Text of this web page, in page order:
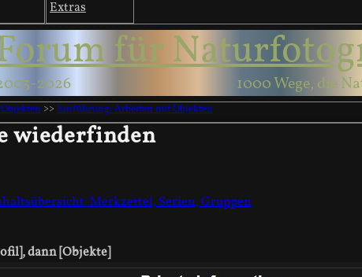
Extras
für
2026 1000 Wege, die
>> Einführung: Arbeiten mit Objekten
wiederfinden
Merkzettel, Serien, Gruppen
dann [Objekte]